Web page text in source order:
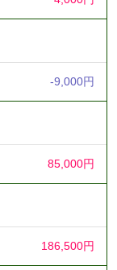
-9,000円
85,000円
186,500円